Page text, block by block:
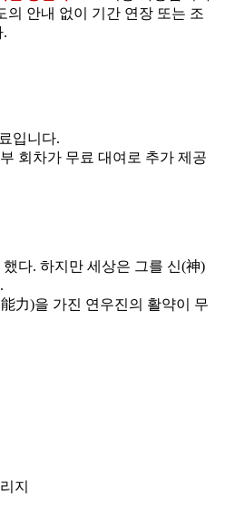
의 안내 없이 기간 연장 또는 조
.
입니다.
회차가 무료 대여로 추가 제공
다. 하지만 세상은 그를 신(神)
力)을 가진 연우진의 활약이 무
지